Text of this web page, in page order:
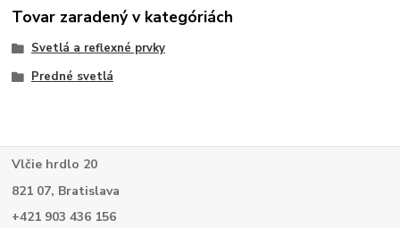
Tovar zaradený v kategóriách
Svetlá a reflexné prvky
Predné svetlá
Vlčie hrdlo 20
821 07, Bratislava
+421 903 436 156